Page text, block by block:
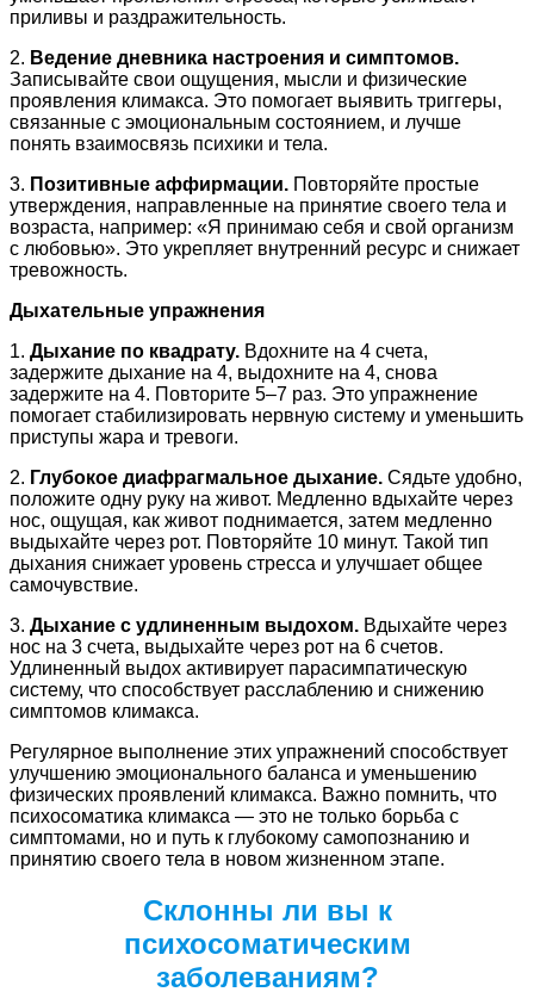
приливы и раздражительность.
2. Ведение дневника настроения и симптомов.
Записывайте свои ощущения, мысли и физические
проявления климакса. Это помогает выявить триггеры,
связанные с эмоциональным состоянием, и лучше
понять взаимосвязь психики и тела.
3. Позитивные аффирмации. Повторяйте простые
утверждения, направленные на принятие своего тела и
возраста, например: «Я принимаю себя и свой организм
с любовью». Это укрепляет внутренний ресурс и снижает
тревожность.
Дыхательные упражнения
1. Дыхание по квадрату. Вдохните на 4 счета,
задержите дыхание на 4, выдохните на 4, снова
задержите на 4. Повторите 5–7 раз. Это упражнение
помогает стабилизировать нервную систему и уменьшить
приступы жара и тревоги.
2. Глубокое диафрагмальное дыхание. Сядьте удобно,
положите одну руку на живот. Медленно вдыхайте через
нос, ощущая, как живот поднимается, затем медленно
выдыхайте через рот. Повторяйте 10 минут. Такой тип
дыхания снижает уровень стресса и улучшает общее
самочувствие.
3. Дыхание с удлиненным выдохом. Вдыхайте через
нос на 3 счета, выдыхайте через рот на 6 счетов.
Удлиненный выдох активирует парасимпатическую
систему, что способствует расслаблению и снижению
симптомов климакса.
Регулярное выполнение этих упражнений способствует
улучшению эмоционального баланса и уменьшению
физических проявлений климакса. Важно помнить, что
психосоматика климакса — это не только борьба с
симптомами, но и путь к глубокому самопознанию и
принятию своего тела в новом жизненном этапе.
Склонны ли вы к
психосоматическим
заболеваниям?